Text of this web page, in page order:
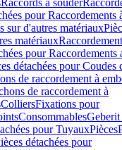
Raccords à souder
pour Raccordements
sur d'autres matériaux
matériaux
pour Raccordements
détachées pour Coudes
de raccordement à
de raccordement à
ColliersFixations pour
Consommables
pour TuyauxPièces
détachées pour